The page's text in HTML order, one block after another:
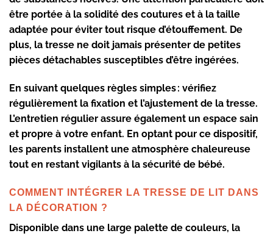
être portée à la solidité des coutures et à la taille
adaptée pour éviter tout risque d’étouffement. De
plus, la tresse ne doit jamais présenter de petites
pièces détachables susceptibles d’être ingérées.
En suivant quelques règles simples : vérifiez
régulièrement la fixation et l’ajustement de la tresse.
L’entretien régulier assure également un espace sain
et propre à votre enfant. En optant pour ce dispositif,
les parents installent une atmosphère chaleureuse
tout en restant vigilants à la sécurité de bébé.
COMMENT INTÉGRER LA TRESSE DE LIT DANS
LA DÉCORATION ?
Disponible dans une large palette de couleurs, la